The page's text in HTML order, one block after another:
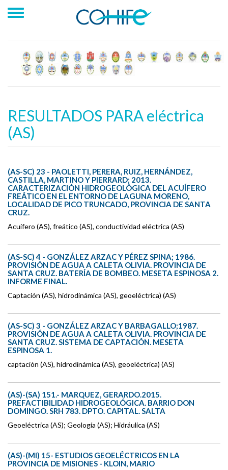
RESULTADOS PARA eléctrica
(AS)
(AS-SC) 23 - PAOLETTI, PERERA, RUIZ, HERNÁNDEZ,
CASTILLA, MARTINO Y PIERRARD; 2013.
CARACTERIZACIÓN HIDROGEOLÓGICA DEL ACUÍFERO
FREÁTICO EN EL ENTORNO DE LAGUNA MORENO,
LOCALIDAD DE PICO TRUNCADO, PROVINCIA DE SANTA
CRUZ.
Acuífero (AS), freático (AS), conductividad eléctrica (AS)
(AS-SC) 4 - GONZÁLEZ ARZAC Y PÉREZ SPINA; 1986.
PROVISIÓN DE AGUA A CALETA OLIVIA. PROVINCIA DE
SANTA CRUZ. BATERÍA DE BOMBEO. MESETA ESPINOSA 2.
INFORME FINAL.
Captación (AS), hidrodinámica (AS), geoeléctrica) (AS)
(AS-SC) 3 - GONZÁLEZ ARZAC Y BARBAGALLO;1987.
PROVISIÓN DE AGUA A CALETA OLIVIA. PROVINCIA DE
SANTA CRUZ. SISTEMA DE CAPTACIÓN. MESETA
ESPINOSA 1.
captación (AS), hidrodinámica (AS), geoeléctrica) (AS)
(AS)-(SA) 151.- MARQUEZ, GERARDO.2015.
PREFACTIBILIDAD HIDROGEOLÓGICA. BARRIO DON
DOMINGO. SRH 783. DPTO. CAPITAL. SALTA
Geoeléctrica (AS); Geología (AS); Hidráulica (AS)
(AS)-(MI) 15- ESTUDIOS GEOELÉCTRICOS EN LA
PROVINCIA DE MISIONES - KLOIN, MARIO